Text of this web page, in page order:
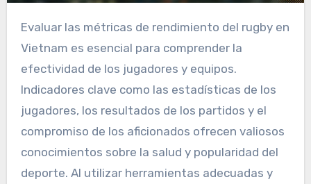
Evaluar las métricas de rendimiento del rugby en
Vietnam es esencial para comprender la
efectividad de los jugadores y equipos.
Indicadores clave como las estadísticas de los
jugadores, los resultados de los partidos y el
compromiso de los aficionados ofrecen valiosos
conocimientos sobre la salud y popularidad del
deporte. Al utilizar herramientas adecuadas y